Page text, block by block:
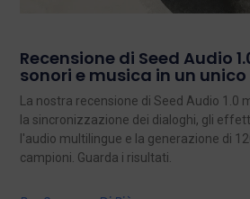
Recensione di Seed Audio
sonori e musica in un
La nostra recensione di Seed Audio 1.0
la sincronizzazione dei dialoghi, gli
l'audio multilingue e la generazione di
campioni. Guarda i risultati.